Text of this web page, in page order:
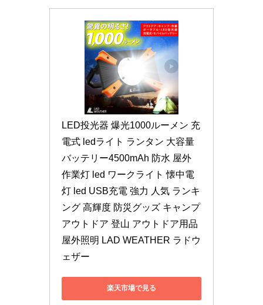
LED投光器 爆光1000ルーメン 充
電式 ledライト ランタン 大容量
バッテリー4500mAh 防水 屋外
作業灯 led ワークライト 懐中電
灯 led USB充電 強力 人気 ランキ
ング 高輝度 防災グッズ キャンプ
アウトドア 登山 アウトドア用品
屋外照明 LAD WEATHER ラドウ
ェザー
楽天市場で見る